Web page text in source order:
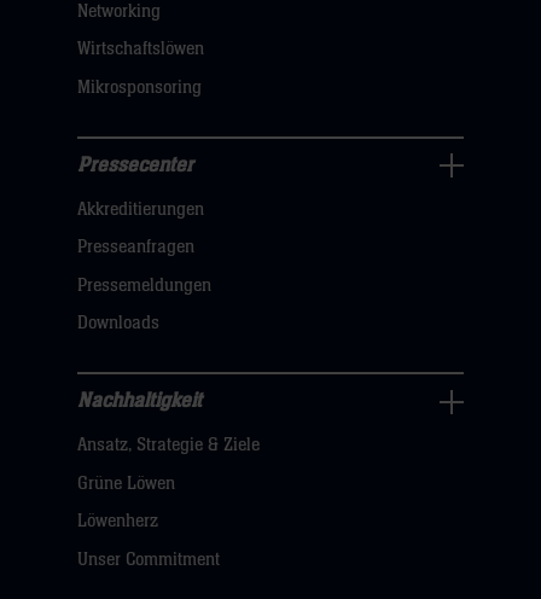
Networking
Wirtschaftslöwen
Mikrosponsoring
Navigation
öffnen,
dann
klicken
hier
Pressecenter
Akkreditierungen
Presseanfragen
Pressemeldungen
Downloads
Nachhaltigkeit
Navigation
öffnen,
dann
Nachhaltigkeit
Ansatz, Strategie & Ziele
Grüne Löwen
Löwenherz
Unser Commitment